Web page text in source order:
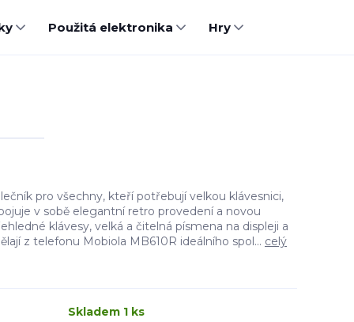
Použitá elektronika Hry
pro všechny, kteří potřebují velkou klávesnici,
v sobě elegantní retro provedení a novou
klávesy, velká a čitelná písmena na displeji a
z telefonu Mobiola MB610R ideálního spol... celý
Skladem 1 ks